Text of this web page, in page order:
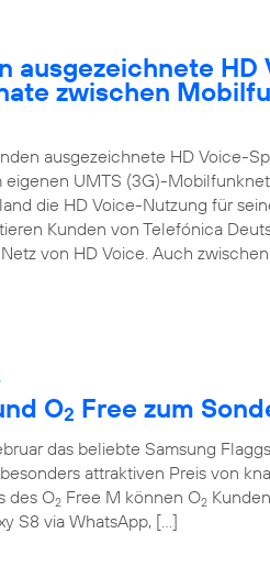
ausgezeichnete HD
zwischen
ausgezeichnete HD Voice-
UMTS (3G)-
die HD Voice-Nutzung für
Kunden von Telefónica
von HD Voice. Auch
O2 Free zum
das beliebte Samsung
attraktiven Preis von
des O2 Free M können O2
S8 via WhatsApp, […]